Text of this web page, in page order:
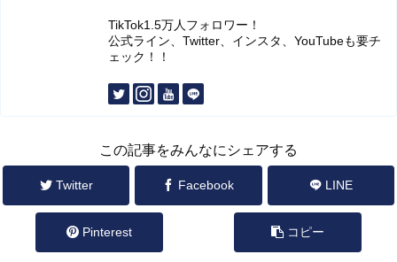
TikTok1.5万人フォロワー！
公式ライン、Twitter、インスタ、YouTubeも要チ
ェック！！
この記事をみんなにシェアする
Twitter Facebook LINE
Pinterest コピー